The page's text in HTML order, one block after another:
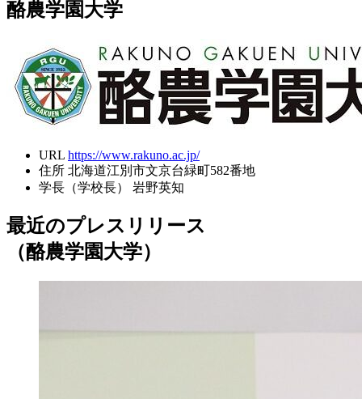
酪農学園大学
URL https://www.rakuno.ac.jp/
住所 北海道江別市文京台緑町582番地
学長（学校長）
岩野英知
最近のプレスリリース
（酪農学園大学）